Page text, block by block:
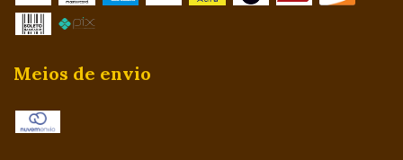
Meios de envio